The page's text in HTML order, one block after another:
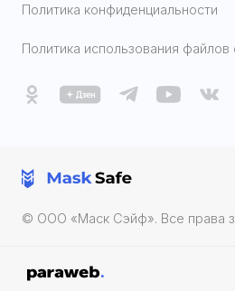
Политика конфиденциальности
Политика использования файлов
© ООО «Маск Cэйф». Все права